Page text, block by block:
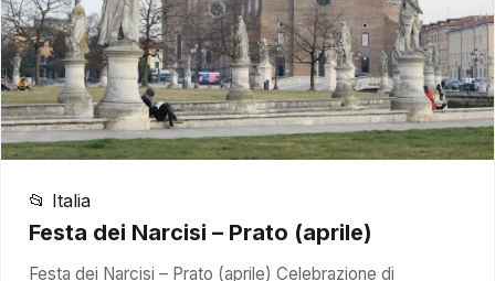
📂 Italia
Festa dei Narcisi – Prato (aprile)
Festa dei Narcisi – Prato (aprile) Celebrazione di